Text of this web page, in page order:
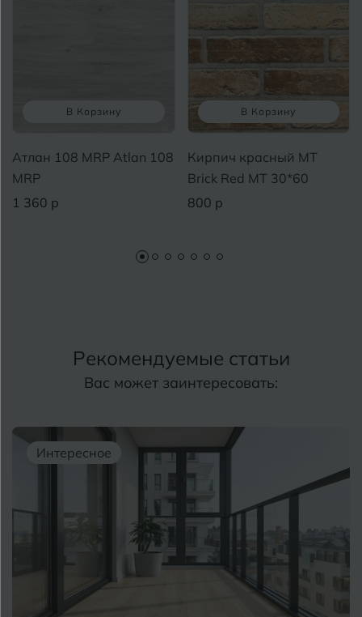
В Корзину
Атлан 108 MRP Atlan 108
MRP
1 360 р
В Корзину
Кирпич красный MT
Brick Red MT 30*60
800 р
Рекомендуемые статьи
Вас может заинтересовать:
Интересное